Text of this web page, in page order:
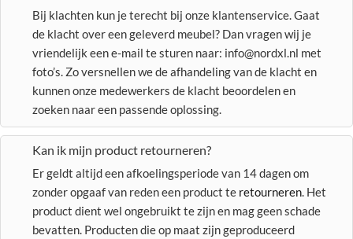
Bij klachten kun je terecht bij onze klantenservice. Gaat
de klacht over een geleverd meubel? Dan vragen wij je
vriendelijk een e-mail te sturen naar: info@nordxl.nl met
foto’s. Zo versnellen we de afhandeling van de klacht en
kunnen onze medewerkers de klacht beoordelen en
zoeken naar een passende oplossing.
Kan ik mijn product retourneren?
Er geldt altijd een afkoelingsperiode van 14 dagen om
zonder opgaaf van reden een product te retourneren. Het
product dient wel ongebruikt te zijn en mag geen schade
bevatten. Producten die op maat zijn geproduceerd